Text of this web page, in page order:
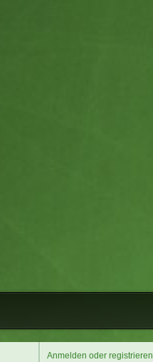
Anmelden oder registrieren